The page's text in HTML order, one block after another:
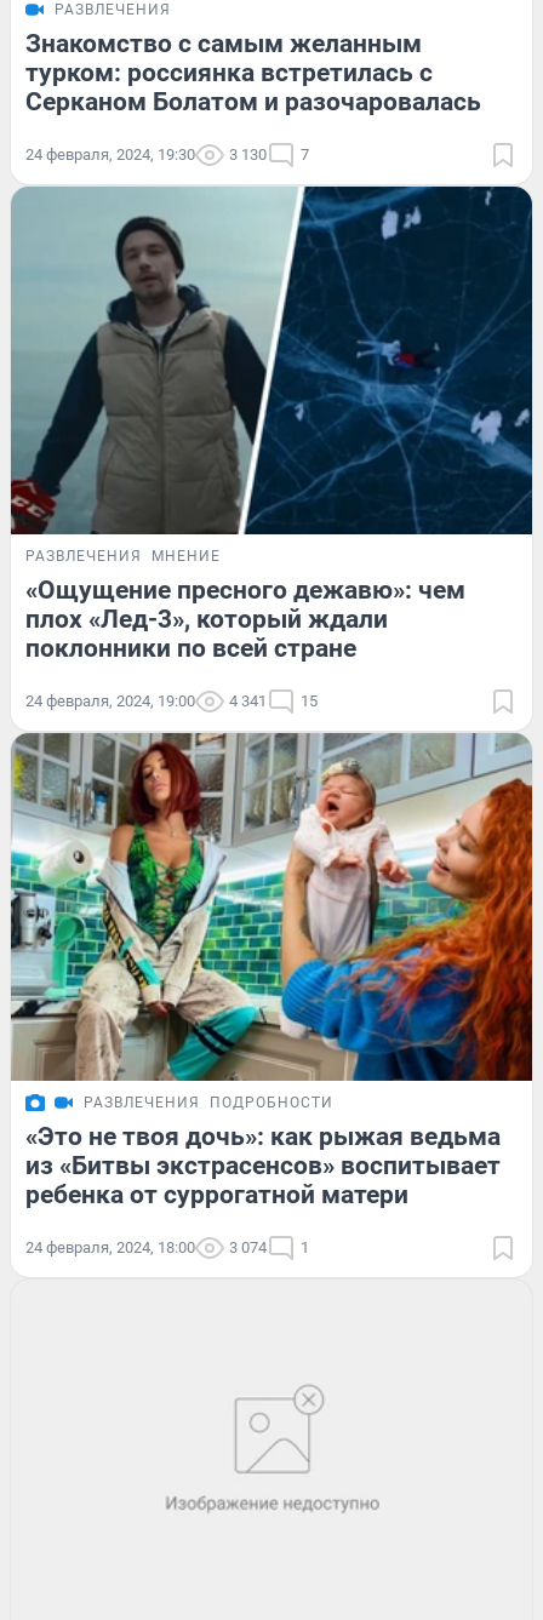
РАЗВЛЕЧЕНИЯ
Знакомство с самым желанным
турком: россиянка встретилась с
Серканом Болатом и разочаровалась
24 февраля, 2024, 19:30 3 130 7
РАЗВЛЕЧЕНИЯ МНЕНИЕ
«Ощущение пресного дежавю»: чем
плох «Лед-3», который ждали
поклонники по всей стране
24 февраля, 2024, 19:00 4 341 15
РАЗВЛЕЧЕНИЯ ПОДРОБНОСТИ
«Это не твоя дочь»: как рыжая ведьма
из «Битвы экстрасенсов» воспитывает
ребенка от суррогатной матери
24 февраля, 2024, 18:00 3 074 1